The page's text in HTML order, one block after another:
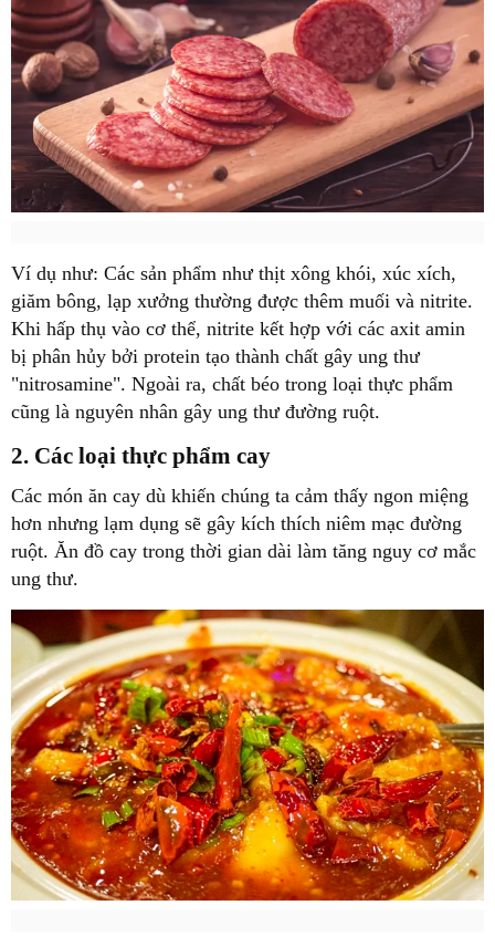
Ví dụ như: Các sản phẩm như thịt xông khói, xúc xích,
giăm bông, lạp xưởng thường được thêm muối và nitrite.
Khi hấp thụ vào cơ thể, nitrite kết hợp với các axit amin
bị phân hủy bởi protein tạo thành chất gây ung thư
"nitrosamine". Ngoài ra, chất béo trong loại thực phẩm
cũng là nguyên nhân gây ung thư đường ruột.
2. Các loại thực phẩm cay
Các món ăn cay dù khiến chúng ta cảm thấy ngon miệng
hơn nhưng lạm dụng sẽ gây kích thích niêm mạc đường
ruột. Ăn đồ cay trong thời gian dài làm tăng nguy cơ mắc
ung thư.